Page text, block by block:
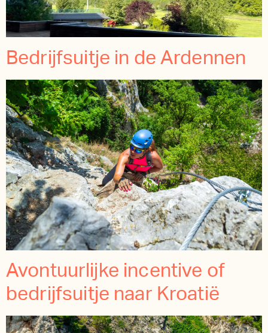
Bedrijfsuitje in de Ardennen
Avontuurlijke incentive of
bedrijfsuitje naar Kroatië